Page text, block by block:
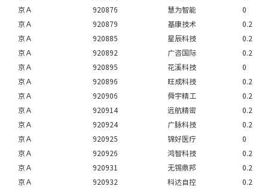
京Ａ
920876 慧为智能
0
京Ａ
920879 基康技术
0.2
京Ａ
920885 星辰科技
0.2
京Ａ
920892 广咨国际
0.2
京Ａ
920895 花溪科技
0
京Ａ
920896 旺成科技
0.2
京Ａ
920906 舜宇精工
0.2
京Ａ
920914 远航精密
0.2
京Ａ
920924 广脉科技
0.2
京Ａ
920925 锦好医疗
0
京Ａ
920926 鸿智科技
0.2
京Ａ
920931 无锡鼎邦
0.2
京Ａ
920932 科达自控
0.2